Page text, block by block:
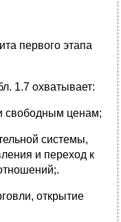
первого этапа
1.7 охватывает:
свободным ценам;
системы,
и переход к
открытие